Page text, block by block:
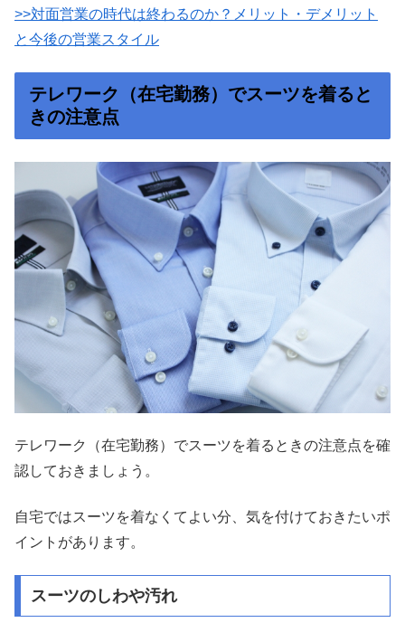
>>対面営業の時代は終わるのか？メリット・デメリット
と今後の営業スタイル
テレワーク（在宅勤務）でスーツを着ると
きの注意点
テレワーク（在宅勤務）でスーツを着るときの注意点を確
認しておきましょう。
自宅ではスーツを着なくてよい分、気を付けておきたいポ
イントがあります。
スーツのしわや汚れ